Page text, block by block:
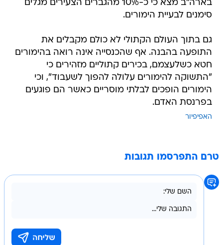
בארה"ב מצא כי כ-10% מהגברים הצעירים מגלים
סימנים לבעיית הימורים.
גם בתוך העולם הקתולי לא כולם מקבלים את
התופעה בהבנה. אף שהכנסייה אינה רואה בהימורים
חטא כשלעצמם, בכירים קתוליים מזהירים כי
"התשוקה להימורים עלולה להפוך לשעבוד", וכי
הימורים הופכים לבלתי מוסריים כאשר הם פוגעים
בפרנסת האדם.
האפיפיור
טרם התפרסמו תגובות